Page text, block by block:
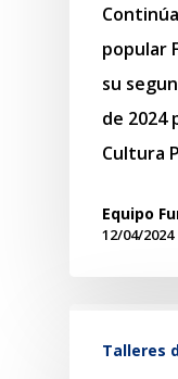
popular
su
de 2024
Cultura
Equipo
12/04/2024
Talleres